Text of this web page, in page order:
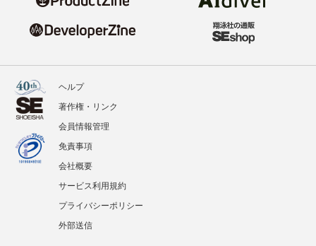
ヘルプ
著作権・リンク
会員情報管理
免責事項
会社概要
サービス利用規約
プライバシーポリシー
外部送信